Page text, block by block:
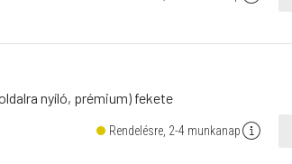
nyíló, prémium) fekete
Rendelésre, 2-4 munkanapinfo